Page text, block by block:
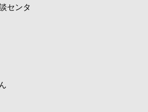
センタ